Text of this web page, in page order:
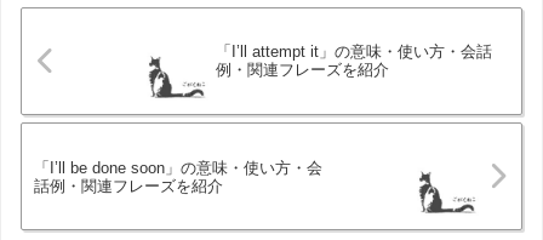
「I’ll attempt it」の意味・使い方・会話
例・関連フレーズを紹介
「I’ll be done soon」の意味・使い方・会
話例・関連フレーズを紹介